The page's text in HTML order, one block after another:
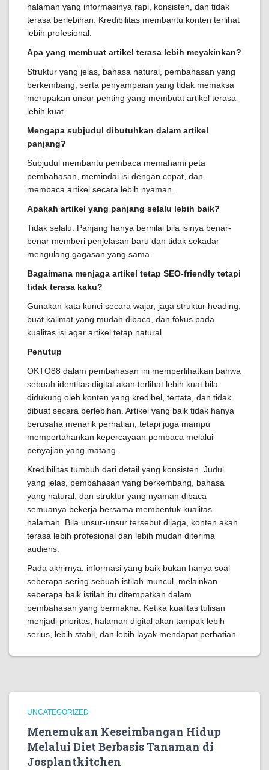
halaman yang informasinya rapi, konsisten, dan tidak
terasa berlebihan. Kredibilitas membantu konten terlihat
lebih profesional.
Apa yang membuat artikel terasa lebih meyakinkan?
Struktur yang jelas, bahasa natural, pembahasan yang
berkembang, serta penyampaian yang tidak memaksa
merupakan unsur penting yang membuat artikel terasa
lebih kuat.
Mengapa subjudul dibutuhkan dalam artikel
panjang?
Subjudul membantu pembaca memahami peta
pembahasan, memindai isi dengan cepat, dan
membaca artikel secara lebih nyaman.
Apakah artikel yang panjang selalu lebih baik?
Tidak selalu. Panjang hanya bernilai bila isinya benar-
benar memberi penjelasan baru dan tidak sekadar
mengulang gagasan yang sama.
Bagaimana menjaga artikel tetap SEO-friendly tetapi
tidak terasa kaku?
Gunakan kata kunci secara wajar, jaga struktur heading,
buat kalimat yang mudah dibaca, dan fokus pada
kualitas isi agar artikel tetap natural.
Penutup
OKTO88 dalam pembahasan ini memperlihatkan bahwa
sebuah identitas digital akan terlihat lebih kuat bila
didukung oleh konten yang kredibel, tertata, dan tidak
dibuat secara berlebihan. Artikel yang baik tidak hanya
berusaha menarik perhatian, tetapi juga mampu
mempertahankan kepercayaan pembaca melalui
penyajian yang matang.
Kredibilitas tumbuh dari detail yang konsisten. Judul
yang jelas, pembahasan yang berkembang, bahasa
yang natural, dan struktur yang nyaman dibaca
semuanya bekerja bersama membentuk kualitas
halaman. Bila unsur-unsur tersebut dijaga, konten akan
terasa lebih profesional dan lebih mudah diterima
audiens.
Pada akhirnya, informasi yang baik bukan hanya soal
seberapa sering sebuah istilah muncul, melainkan
seberapa baik istilah itu ditempatkan dalam
pembahasan yang bermakna. Ketika kualitas tulisan
menjadi prioritas, halaman digital akan tampak lebih
serius, lebih stabil, dan lebih layak mendapat perhatian.
UNCATEGORIZED
Menemukan Keseimbangan Hidup
Melalui Diet Berbasis Tanaman di
Josplantkitchen